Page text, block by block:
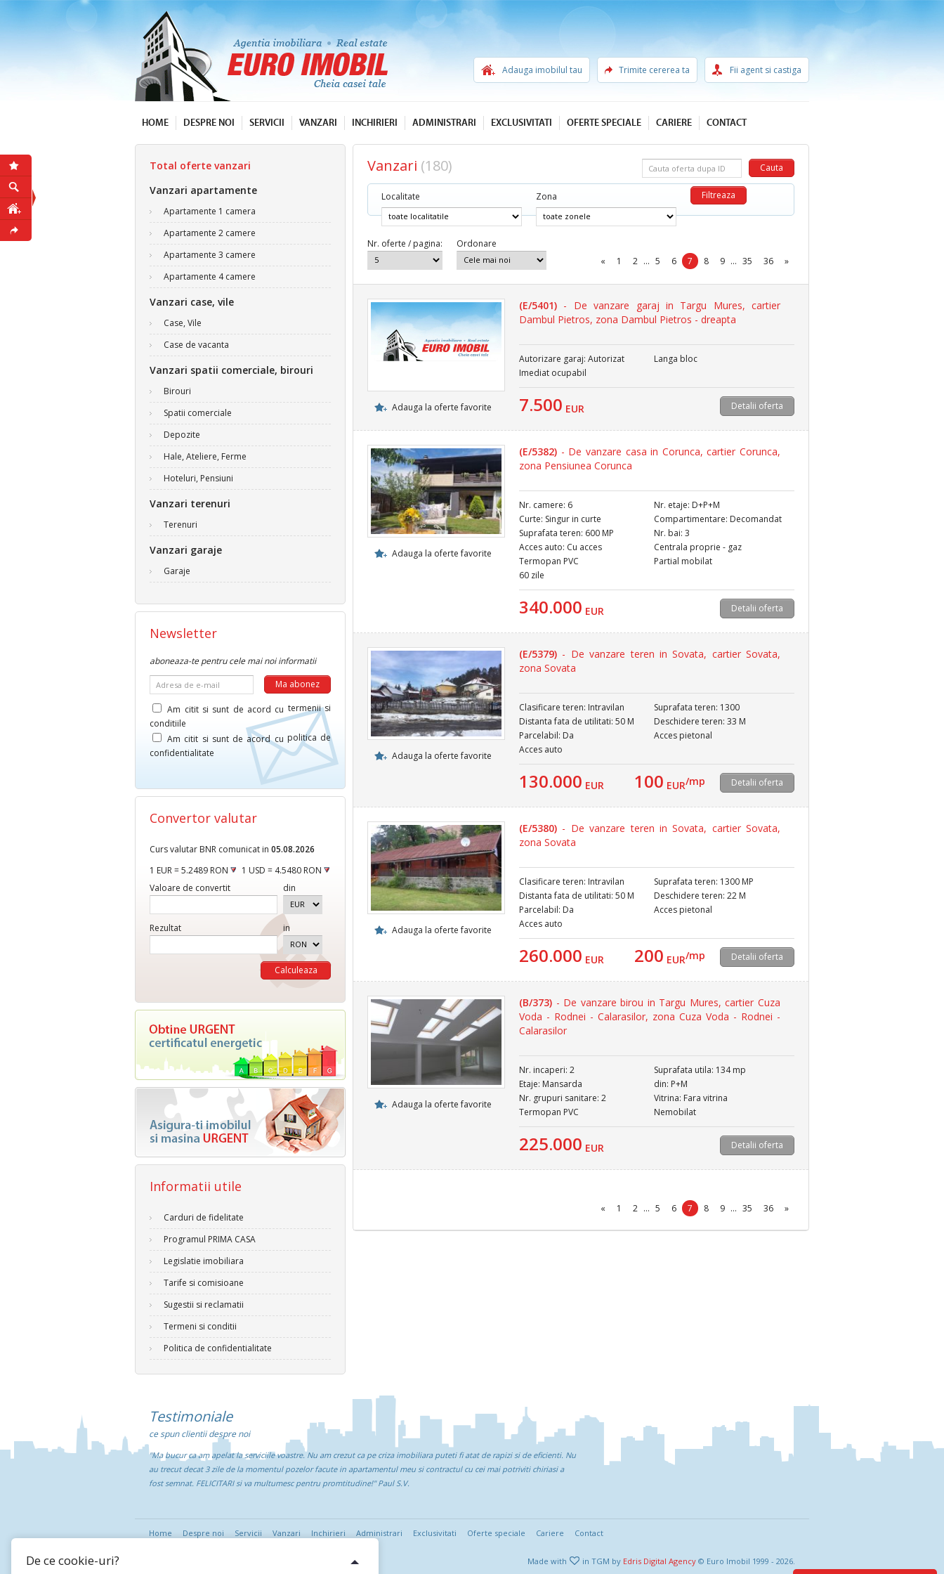
Adauga imobilul tau Trimite cererea ta Fii agent si castiga
HOME DESPRE NOI SERVICII VANZARI INCHIRIERI ADMINISTRARI EXCLUSIVITATI OFERTE SPECIALE CARIERE CONTACT
Total oferte vanzari
Vanzari apartamente
Apartamente 1 camera
Apartamente 2 camere
Apartamente 3 camere
Apartamente 4 camere
Vanzari case, vile
Case, Vile
Case de vacanta
Vanzari spatii comerciale, birouri
Birouri
Spatii comerciale
Depozite
Hale, Ateliere, Ferme
Hoteluri, Pensiuni
Vanzari terenuri
Terenuri
Vanzari garaje
Garaje
Newsletter
aboneaza-te pentru cele mai noi informatii
Adresa de e-mail
Am citit si sunt de acord cu termenii si
conditiile
Am citit si sunt de acord cu politica de
confidentialitate
Convertor valutar
Curs valutar BNR comunicat in 05.08.2026
1 EUR = 5.2489 RON
1 USD = 4.5480 RON
Valoare de convertit
din
Rezultat in
Informatii utile
Carduri de fidelitate
Programul PRIMA CASA
Legislatie imobiliara
Tarife si comisioane
Sugestii si reclamatii
Termeni si conditii
Politica de confidentialitate
Vanzari (180)
Localitate Zona
Nr. oferte / pagina:
Ordonare
«
1 2 ... 5 6 7 8 9 ... 35 36 »
Cauta oferta dupa ID
Adauga la oferte favorite
(E/5401) - De vanzare garaj in Targu Mures, cartier
Dambul Pietros, zona Dambul Pietros - dreapta
Autorizare garaj: Autorizat
Langa bloc
Imediat ocupabil
7.500 EUR Detalii oferta
Adauga la oferte favorite
(E/5382) - De vanzare casa in Corunca, cartier Corunca,
zona Pensiunea Corunca
Nr. camere: 6
Nr. etaje: D+P+M
Curte: Singur in curte
Compartimentare: Decomandat
Suprafata teren: 600 MP
Nr. bai: 3
Acces auto: Cu acces
Centrala proprie - gaz
Termopan PVC
Partial mobilat
60 zile
340.000 EUR Detalii oferta
Adauga la oferte favorite
(E/5379) - De vanzare teren in Sovata, cartier Sovata,
zona Sovata
Clasificare teren: Intravilan
Suprafata teren: 1300
Distanta fata de utilitati: 50 M
Deschidere teren: 33 M
Parcelabil: Da
Acces pietonal
Acces auto
130.000 EUR 100 EUR/mp Detalii oferta
Adauga la oferte favorite
(E/5380) - De vanzare teren in Sovata, cartier Sovata,
zona Sovata
Clasificare teren: Intravilan
Suprafata teren: 1300 MP
Distanta fata de utilitati: 50 M
Deschidere teren: 22 M
Parcelabil: Da
Acces pietonal
Acces auto
260.000 EUR 200 EUR/mp Detalii oferta
Adauga la oferte favorite
(B/373) - De vanzare birou in Targu Mures, cartier Cuza
Voda - Rodnei - Calarasilor, zona Cuza Voda - Rodnei -
Calarasilor
Nr. incaperi: 2
Suprafata utila: 134 mp
Etaje: Mansarda
din: P+M
Nr. grupuri sanitare: 2
Vitrina: Fara vitrina
Termopan PVC
Nemobilat
225.000 EUR Detalii oferta
« 1 2 ... 5 6 7 8 9 ... 35 36 »
Testimoniale
ce spun clientii despre noi
"Ma bucur ca am apelat la serviciile voastre. Nu am crezut ca pe criza imobiliara puteti fi atat de rapizi si de eficienti. Nu
au trecut decat 3 zile de la momentul pozelor facute in apartamentul meu si contractul cu cei mai potriviti chiriasi a
fost semnat. FELICITARI si va multumesc pentru promtitudine!"Paul S.V.
Home Despre noi Servicii Vanzari Inchirieri Administrari Exclusivitati Oferte speciale Cariere Contact
Made with in TGM by Edris Digital Agency © Euro Imobil 1999 - 2026.
De ce cookie-uri?